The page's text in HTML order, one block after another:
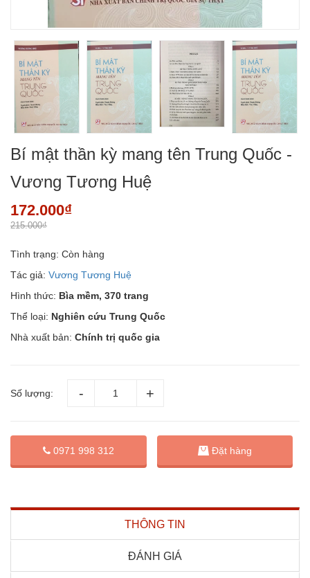
Bí mật thần kỳ mang tên Trung Quốc -
Vương Tương Huệ
172.000₫
215.000₫
Tình trạng: Còn hàng
Tác giả: Vương Tương Huệ
Hình thức: Bìa mềm, 370 trang
Thể loại: Nghiên cứu Trung Quốc
Nhà xuất bản: Chính trị quốc gia
Số lượng:
0971 998 312 Đặt hàng
THÔNG TIN
ĐÁNH GIÁ